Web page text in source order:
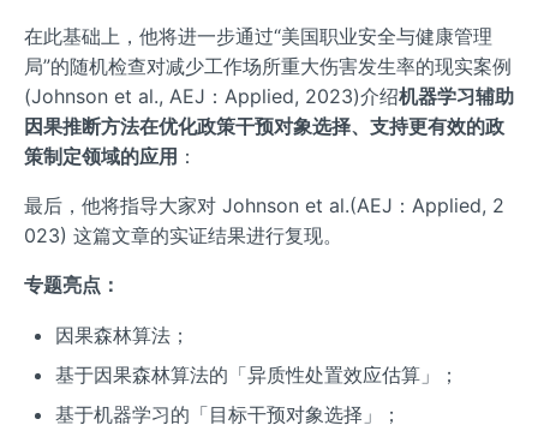
在此基础上，他将进一步通过“美国职业安全与健康管理
局”的随机检查对减少工作场所重大伤害发生率的现实案例
(Johnson et al., AEJ：Applied, 2023)介绍机器学习辅助
因果推断方法在优化政策干预对象选择、支持更有效的政
策制定领域的应用 ：
最后，他将指导大家对 Johnson et al.(AEJ：Applied, 2
023) 这篇文章的实证结果进行复现。
专题亮点：
因果森林算法；
基于因果森林算法的「异质性处置效应估算」；
基于机器学习的「目标干预对象选择」；